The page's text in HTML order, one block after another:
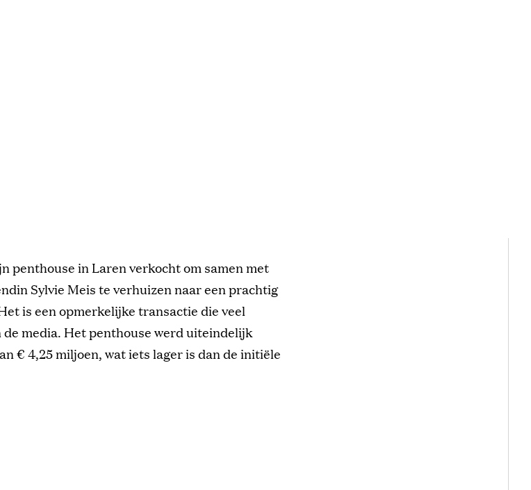
penthouse in Laren verkocht om samen met
Sylvie Meis te verhuizen naar een prachtig
is een opmerkelijke transactie die veel
media. Het penthouse werd uiteindelijk
€ 4,25 miljoen, wat iets lager is dan de initiële